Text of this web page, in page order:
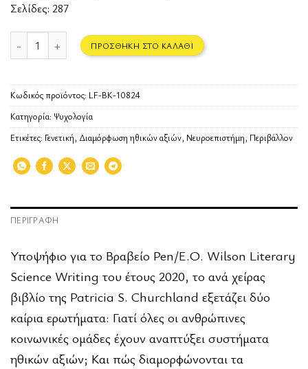
Σελίδες: 287
Συνείδηση. Η προέλευση της ηθικής διαίσθησης ποσότητα
ΠΡΟΣΘΉΚΗ ΣΤΟ ΚΑΛΆΘΙ
Κωδικός προϊόντος: LF-BK-10824
Κατηγορία: Ψυχολογία
Ετικέτες: Γενετική, Διαμόρφωση ηθικών αξιών, Νευροεπιστήμη, Περιβάλλον
ΠΕΡΙΓΡΑΦΉ
Υποψήφιο για το Βραβείο Pen/E.O. Wilson Literary
Science Writing του έτους 2020, το ανά χείρας
βιβλίο της Patricia S. Churchland εξετάζει δύο
καίρια ερωτήματα: Γιατί όλες οι ανθρώπινες
κοινωνικές ομάδες έχουν αναπτύξει συστήματα
ηθικών αξιών; Και πώς διαμορφώνονται τα